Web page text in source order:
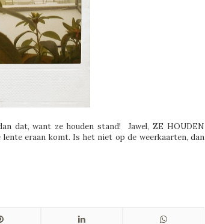
dat, want ze houden stand! Jawel, ZE HOUDEN
eraan komt. Is het niet op de weerkaarten, dan